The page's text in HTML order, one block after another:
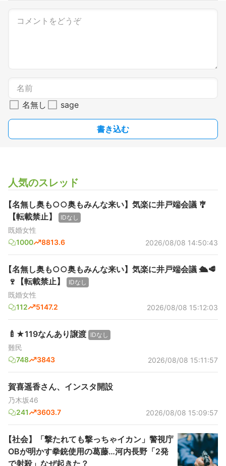
名無し sage
書き込む
人気のスレッド
【名無し奥も○○奥もみんな来い】気楽に井戸端会議 🎐
【転載禁止】
IDなし
既婚女性
1000
8813.6 2026/08/08 14:50:43
【名無し奥も○○奥もみんな来い】気楽に井戸端会議 🛳️🥩
🍷【転載禁止】
IDなし
既婚女性
112
5147.2 2026/08/08 15:12:03
🍼★119なんあり譲渡 IDなし
難民
748
3843 2026/08/08 15:11:57
賀喜遥香さん、インスタ開設
乃木坂46
241
3603.7 2026/08/08 15:09:57
【社会】「撃たれても撃っちゃイカン」警視庁
OBが明かす拳銃使用の葛藤…河内長野「2発
で射殺」なぜ起きた？